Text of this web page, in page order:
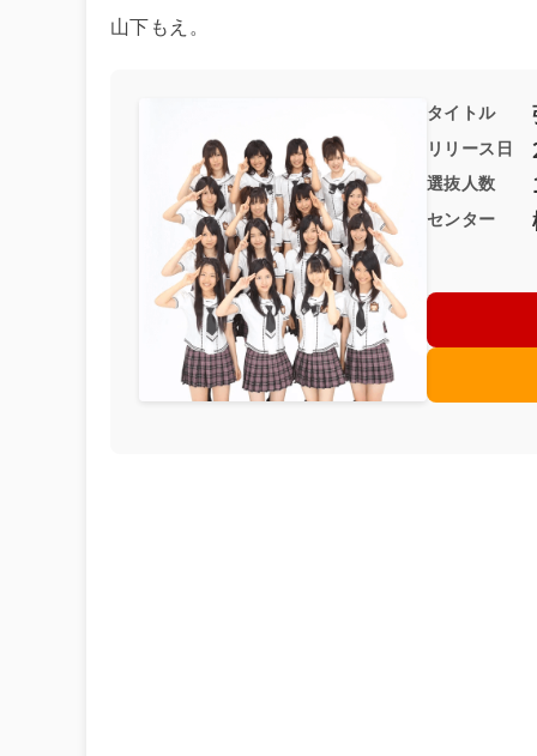
山下もえ。
タイトル
リリース日
選抜人数
センター